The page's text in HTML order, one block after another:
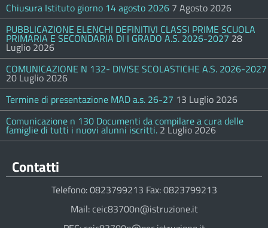
Chiusura Istituto giorno 14 agosto 2026 7 Agosto 2026
PUBBLICAZIONE ELENCHI DEFINITIVI CLASSI PRIME SCUOLA
PRIMARIA E SECONDARIA DI I GRADO A.S. 2026-2027 28
Luglio 2026
COMUNICAZIONE N 132- DIVISE SCOLASTICHE A.S. 2026-2027
20 Luglio 2026
Termine di presentazione MAD a.s. 26-27 13 Luglio 2026
Comunicazione n 130 Documenti da compilare a cura delle
famiglie di tutti i nuovi alunni iscritti. 2 Luglio 2026
Contatti
Telefono: 0823799213 Fax: 0823799213
Mail: ceic83700n@istruzione.it